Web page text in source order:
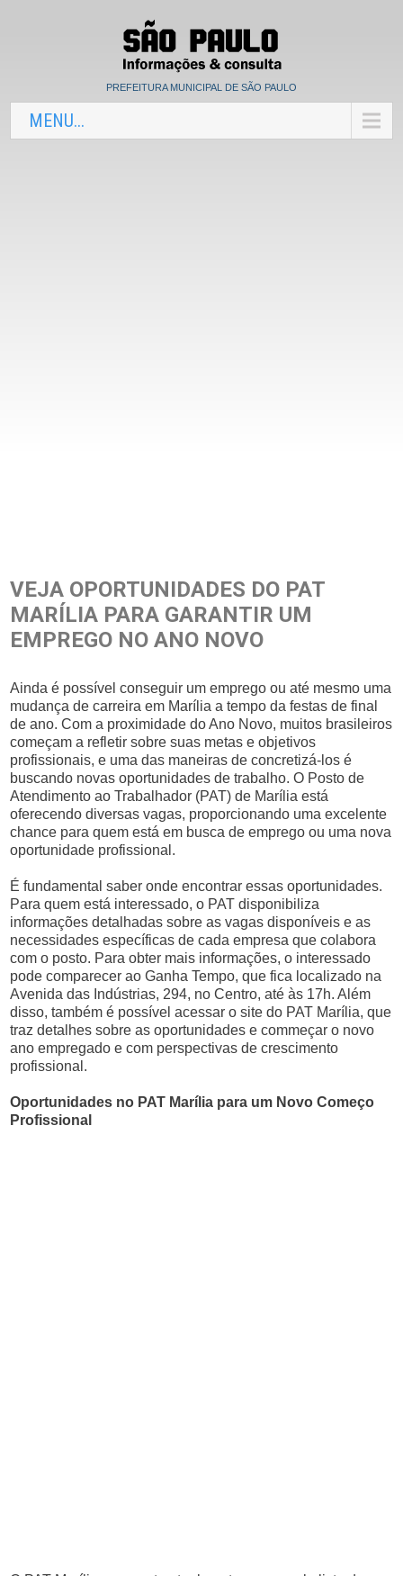
PREFEITURA MUNICIPAL DE SÃO PAULO
MENU...
VEJA OPORTUNIDADES DO PAT
MARÍLIA PARA GARANTIR UM
EMPREGO NO ANO NOVO
Ainda é possível conseguir um emprego ou até mesmo uma
mudança de carreira em Marília a tempo da festas de final
de ano. Com a proximidade do Ano Novo, muitos brasileiros
começam a refletir sobre suas metas e objetivos
profissionais, e uma das maneiras de concretizá-los é
buscando novas oportunidades de trabalho. O Posto de
Atendimento ao Trabalhador (PAT) de Marília está
oferecendo diversas vagas, proporcionando uma excelente
chance para quem está em busca de emprego ou uma nova
oportunidade profissional.
É fundamental saber onde encontrar essas oportunidades.
Para quem está interessado, o PAT disponibiliza
informações detalhadas sobre as vagas disponíveis e as
necessidades específicas de cada empresa que colabora
com o posto. Para obter mais informações, o interessado
pode comparecer ao Ganha Tempo, que fica localizado na
Avenida das Indústrias, 294, no Centro, até às 17h. Além
disso, também é possível acessar o site do PAT Marília, que
traz detalhes sobre as oportunidades e commeçar o novo
ano empregado e com perspectivas de crescimento
profissional.
Oportunidades no PAT Marília para um Novo Começo
Profissional